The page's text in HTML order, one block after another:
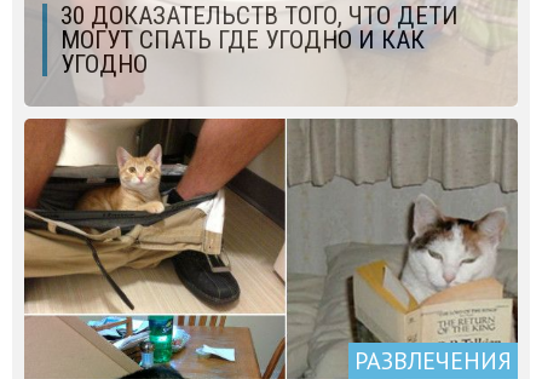
30 ДОКАЗАТЕЛЬСТВ ТОГО, ЧТО ДЕТИ
МОГУТ СПАТЬ ГДЕ УГОДНО И КАК
УГОДНО
РАЗВЛЕЧЕНИЯ